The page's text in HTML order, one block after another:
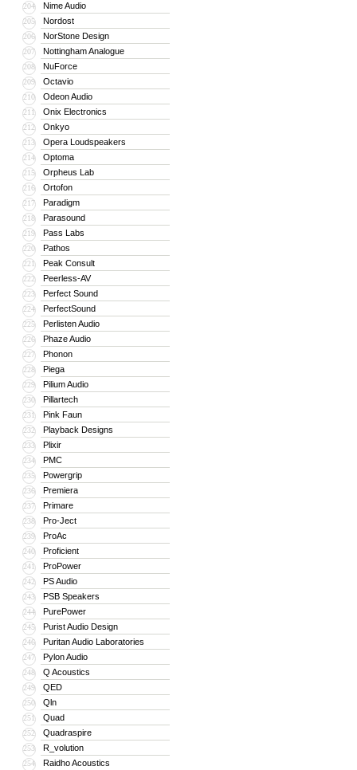
204 Nime Audio
205 Nordost
206 NorStone Design
207 Nottingham Analogue
208 NuForce
209 Octavio
210 Odeon Audio
211 Onix Electronics
212 Onkyo
213 Opera Loudspeakers
214 Optoma
215 Orpheus Lab
216 Ortofon
217 Paradigm
218 Parasound
219 Pass Labs
220 Pathos
221 Peak Consult
222 Peerless-AV
223 Perfect Sound
224 PerfectSound
225 Perlisten Audio
226 Phaze Audio
227 Phonon
228 Piega
229 Pilium Audio
230 Pillartech
231 Pink Faun
232 Playback Designs
233 Plixir
234 PMC
235 Powergrip
236 Premiera
237 Primare
238 Pro-Ject
239 ProAc
240 Proficient
241 ProPower
242 PS Audio
243 PSB Speakers
244 PurePower
245 Purist Audio Design
246 Puritan Audio Laboratories
247 Pylon Audio
248 Q Acoustics
249 QED
250 Qln
251 Quad
252 Quadraspire
253 R_volution
254 Raidho Acoustics